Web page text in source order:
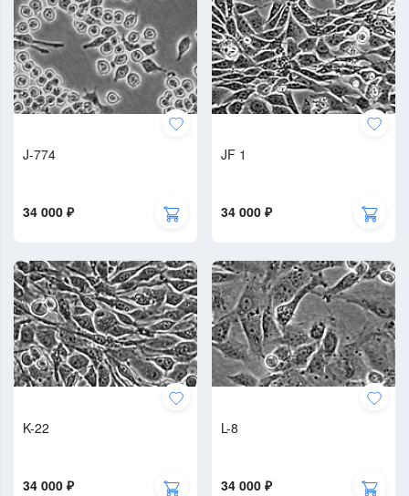
J-774
34 000 ₽
JF 1
34 000 ₽
K-22
34 000 ₽
L-8
34 000 ₽